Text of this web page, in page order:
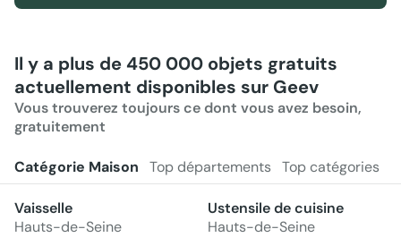
Il y a plus de 450 000 objets gratuits
actuellement disponibles sur Geev
Vous trouverez toujours ce dont vous avez besoin,
gratuitement
Catégorie Maison Top départements Top catégories
Vaisselle
Hauts-de-Seine
Ustensile de cuisine
Hauts-de-Seine